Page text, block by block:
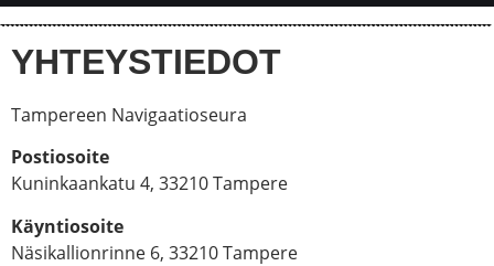
YHTEYSTIEDOT
Tampereen Navigaatioseura
Postiosoite
Kuninkaankatu 4, 33210 Tampere
Käyntiosoite
Näsikallionrinne 6, 33210 Tampere